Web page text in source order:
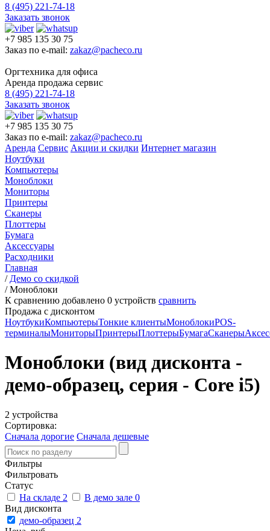
8 (495) 221-74-18
Заказать звонок
+7 985 135 30 75
Заказ по e-mail: zakaz@pacheco.ru
Оргтехника для офиса
Аренда продажа сервис
8 (495) 221-74-18
Заказать звонок
+7 985 135 30 75
Заказ по e-mail: zakaz@pacheco.ru
Аренда Сервис Акции и скидки Интернет магазин
Ноутбуки
Компьютеры
Моноблоки
Мониторы
Принтеры
Сканеры
Плоттеры
Бумага
Аксессуары
Расходники
Главная
/ Демо со скидкой
/Моноблоки
К сравнению добавлено 0 устройств сравнить
Продажа с дисконтом
НоутбукиКомпьютерыТонкие клиентыМоноблокиPOS-
терминалыМониторыПринтерыПлоттерыБумагаСканеры
Моноблоки (вид дисконта -
демо-образец, серия - Core i5)
2 устройства
Сортировка:
Сначала дорогие Сначала дешевые
Фильтры
Фильтровать
Статус
На складе 2 В демо зале 0
Вид дисконта
демо-образец 2